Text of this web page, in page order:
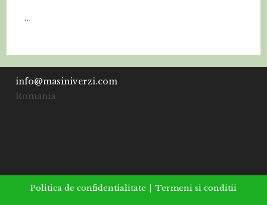
…
info@masiniverzi.com
Romania
Politica de confidentialitate Termeni si conditii